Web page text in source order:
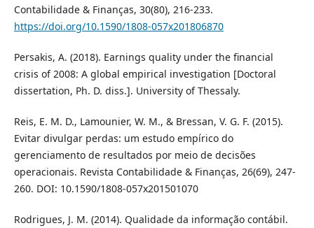
Contabilidade & Finanças, 30(80), 216-233.
https://doi.org/10.1590/1808-057x201806870
Persakis, A. (2018). Earnings quality under the financial
crisis of 2008: A global empirical investigation [Doctoral
dissertation, Ph. D. diss.]. University of Thessaly.
Reis, E. M. D., Lamounier, W. M., & Bressan, V. G. F. (2015).
Evitar divulgar perdas: um estudo empírico do
gerenciamento de resultados por meio de decisões
operacionais. Revista Contabilidade & Finanças, 26(69), 247-
260. DOI: 10.1590/1808-057x201501070
Rodrigues, J. M. (2014). Qualidade da informação contábil.